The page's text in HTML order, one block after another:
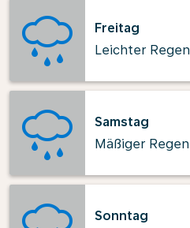
Freitag
Leichter Regen
Samstag
Mäßiger Regen
Sonntag